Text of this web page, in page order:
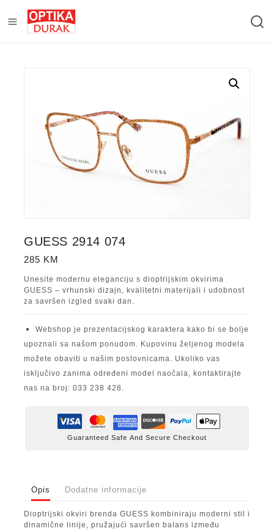
GUESS 2914 074
285 KM
Unesite modernu eleganciju s dioptrijskim okvirima
GUESS – vrhunski dizajn, kvalitetni materijali i udobnost
za savršen izgled svaki dan.
Webshop je prezentacijskog karaktera kako bi se bolje
upoznali sa našom ponudom. Kupovinu željenog modela
možete obaviti u našim poslovnicama. Ukoliko vas
isključivo zanima određeni model naočala, kontaktirajte
nas na broj: 033 238 428.
Guaranteed Safe And Secure Checkout
Opis Dodatne informacije
Dioptrijski okviri brenda GUESS kombiniraju moderni stil i
dinamične linije, pružajući savršen balans između